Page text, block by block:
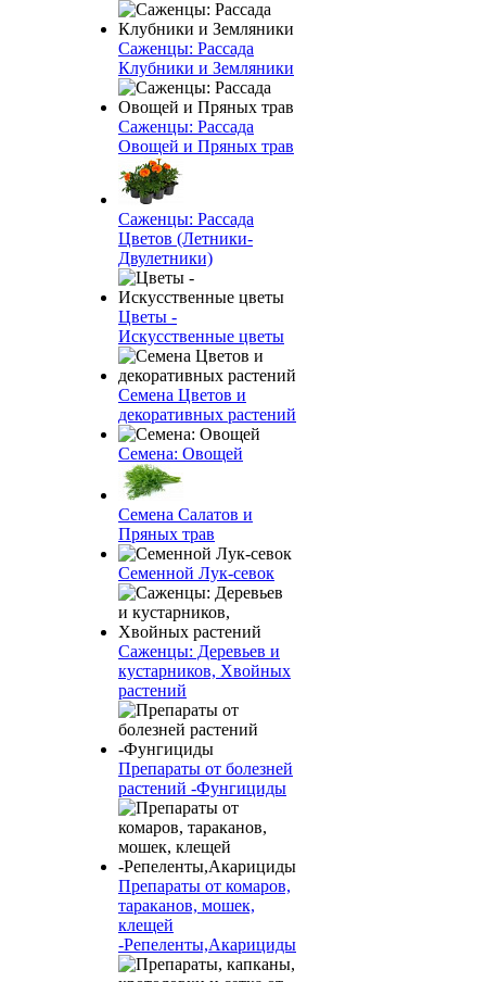
Саженцы: Рассада
Клубники и Земляники
Саженцы: Рассада
Овощей и Пряных трав
Саженцы: Рассада
Цветов (Летники-
Двулетники)
Цветы -
Искусственные цветы
Семена Цветов и
декоративных растений
Семена: Овощей
Семена Салатов и
Пряных трав
Семенной Лук-севок
Саженцы: Деревьев и
кустарников, Хвойных
растений
Препараты от болезней
растений -Фунгициды
Препараты от комаров,
тараканов, мошек,
клещей
-Репеленты,Акарициды